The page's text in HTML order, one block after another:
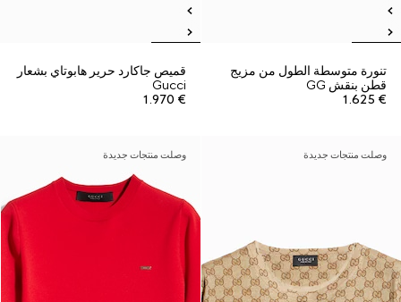
تنورة متوسطة الطول من مزيج
قطن بنقش GG
€ 1.625
قميص جاكارد حرير هابوتاي بشعار
Gucci
€ 1.970
وصلت منتجات جديدة وصلت منتجات جديدة